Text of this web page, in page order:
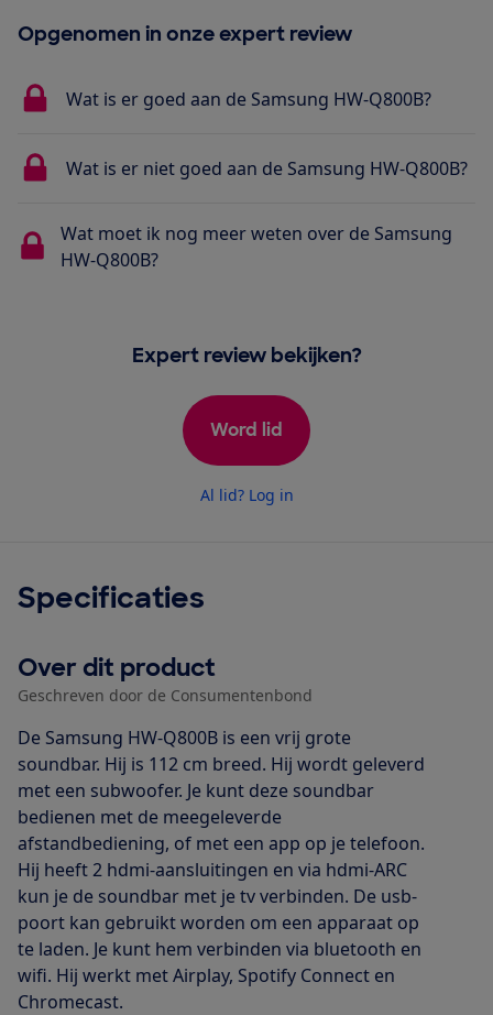
Opgenomen in onze expert review
Wat is er goed aan de Samsung HW-Q800B?
Wat is er niet goed aan de Samsung HW-Q800B?
Wat moet ik nog meer weten over de Samsung
HW-Q800B?
Expert review bekijken?
Word lid
Al lid? Log in
Specificaties
Over dit product
Geschreven door de Consumentenbond
De Samsung HW-Q800B is een vrij grote
soundbar. Hij is 112 cm breed. Hij wordt geleverd
met een subwoofer. Je kunt deze soundbar
bedienen met de meegeleverde
afstandbediening, of met een app op je telefoon.
Hij heeft 2 hdmi-aansluitingen en via hdmi-ARC
kun je de soundbar met je tv verbinden. De usb-
poort kan gebruikt worden om een apparaat op
te laden. Je kunt hem verbinden via bluetooth en
wifi. Hij werkt met Airplay, Spotify Connect en
Chromecast.